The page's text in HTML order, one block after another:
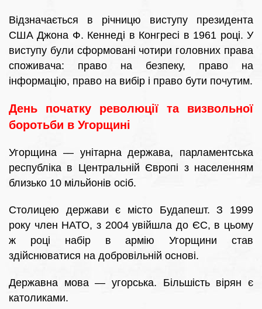
Відзначається в річницю виступу президента
США Джона Ф. Кеннеді в Конгресі в 1961 році. У
виступу були сформовані чотири головних права
споживача: право на безпеку, право на
інформацію, право на вибір і право бути почутим.
День початку революції та визвольної
боротьби в Угорщині
Угорщина — унітарна держава, парламентська
республіка в Центральній Європі з населенням
близько 10 мільйонів осіб.
Столицею держави є місто Будапешт. З 1999
року член НАТО, з 2004 увійшла до ЄС, в цьому
ж році набір в армію Угорщини став
здійснюватися на добровільній основі.
Державна мова — угорська. Більшість вірян є
католиками.